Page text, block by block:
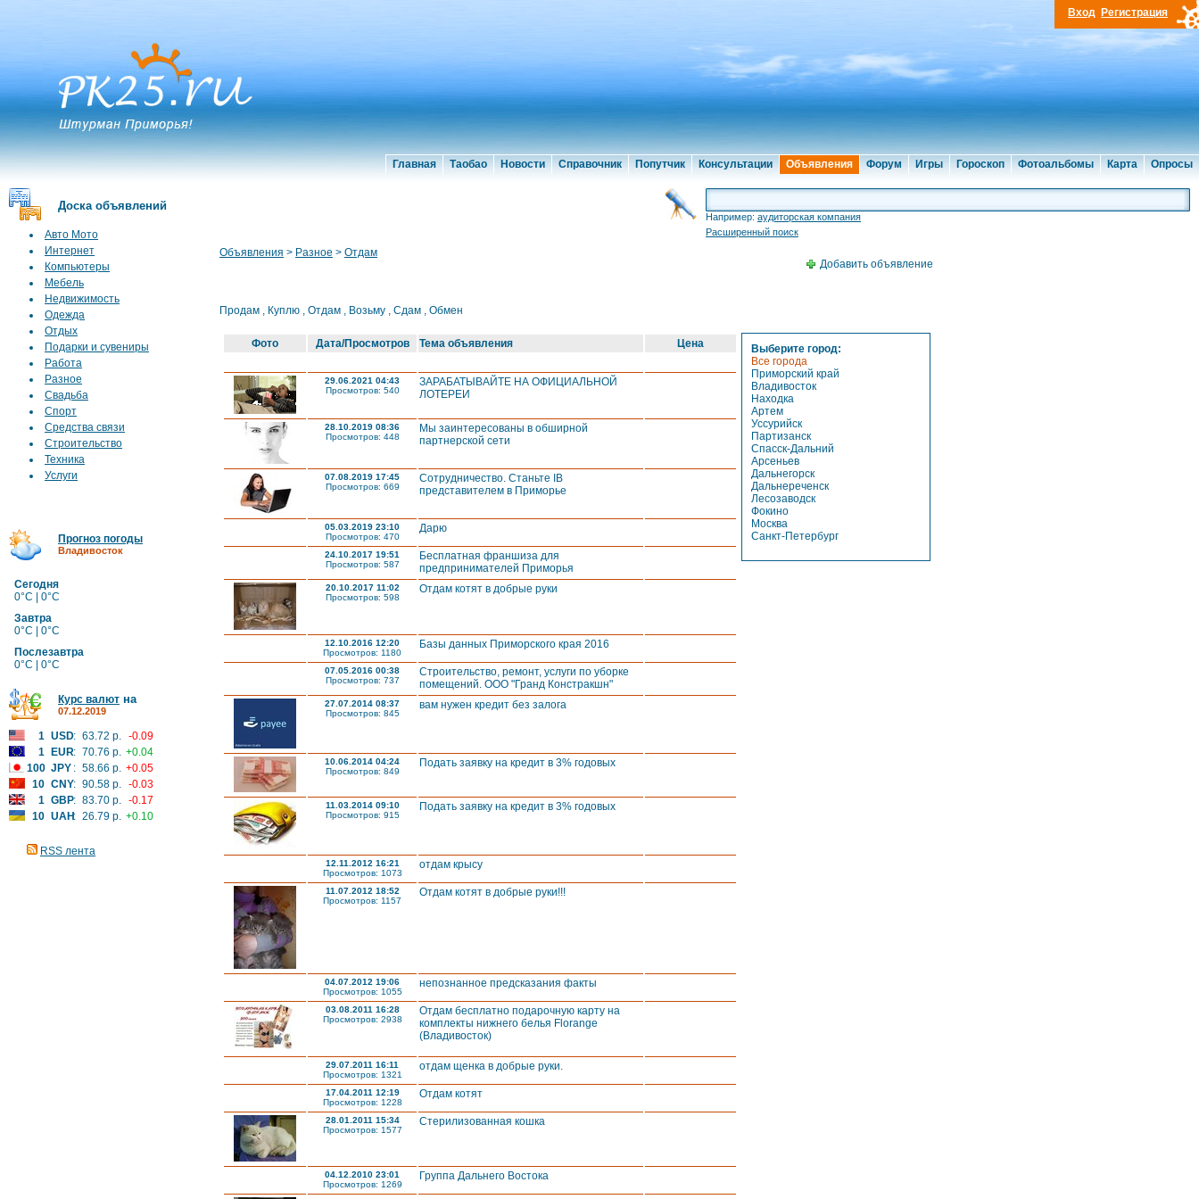
Главная Таобао Новости Справочник Попутчик Консультации Объявления Форум Игры Гороскоп Фотоальбомы Карта Опросы
Вход Регистрация
Доска объявлений
Авто Мото
Интернет
Компьютеры
Мебель
Недвижимость
Одежда
Отдых
Подарки и сувениры
Работа
Разное
Свадьба
Спорт
Средства связи
Строительство
Техника
Услуги
Прогноз погоды
Владивосток
Сегодня
0°C | 0°C
Завтра
0°C | 0°C
Послезавтра
0°C | 0°C
Курс валют на
07.12.2019
1 USD: 63.72 р. -0.09
1
EUR: 70.76 р. +0.04
100 JPY : 58.66 р. +0.05
10 CNY: 90.58 р. -0.03
1 GBP: 83.70 р. -0.17
10 UAH: 26.79 р. +0.10
RSS лента
Например: аудиторская компания
Расширенный поиск
Объявления > Разное > Отдам
Добавить объявление
Продам , Куплю , Отдам , Возьму , Сдам , Обмен
Фото Дата/Просмотров Тема объявления Цена
29.06.2021 04:43
Просмотров: 540
ЗАРАБАТЫВАЙТЕ НА ОФИЦИАЛЬНОЙ
ЛОТЕРЕИ
28.10.2019 08:36
Просмотров: 448
Мы заинтересованы в обширной
партнерской сети
07.08.2019 17:45
Просмотров: 669
Сотрудничество. Станьте IB
представителем в Приморье
05.03.2019 23:10
Просмотров: 470
Дарю
24.10.2017 19:51
Просмотров: 587
Бесплатная франшиза для
предпринимателей Приморья
20.10.2017 11:02
Просмотров: 598
Отдам котят в добрые руки
12.10.2016 12:20
Просмотров: 1180
Базы данных Приморского края 2016
07.05.2016 00:38
Просмотров: 737
Строительство, ремонт, услуги по уборке
помещений. ООО "Гранд Констракшн"
27.07.2014 08:37
Просмотров: 845
вам нужен кредит без залога
10.06.2014 04:24
Просмотров: 849
Подать заявку на кредит в 3% годовых
11.03.2014 09:10
Просмотров: 915
Подать заявку на кредит в 3% годовых
12.11.2012 16:21
Просмотров: 1073
отдам крысу
11.07.2012 18:52
Просмотров: 1157
Отдам котят в добрые руки!!!
04.07.2012 19:06
Просмотров: 1055
непознанное предсказания факты
03.08.2011 16:28
Просмотров: 2938
Отдам бесплатно подарочную карту на
комплекты нижнего белья Florange
(Владивосток)
29.07.2011 16:11
Просмотров: 1321
отдам щенка в добрые руки.
17.04.2011 12:19
Просмотров: 1228
Отдам котят
28.01.2011 15:34
Просмотров: 1577
Стерилизованная кошка
04.12.2010 23:01
Просмотров: 1269
Группа Дальнего Востока
Выберите город:
Все города
Приморский край
Владивосток
Находка
Артем
Уссурийск
Партизанск
Спасск-Дальний
Арсеньев
Дальнегорск
Дальнереченск
Лесозаводск
Фокино
Москва
Санкт-Петербург